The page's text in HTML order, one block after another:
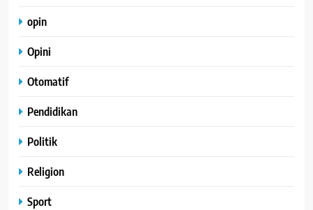
opin
Opini
Otomatif
Pendidikan
Politik
Religion
Sport